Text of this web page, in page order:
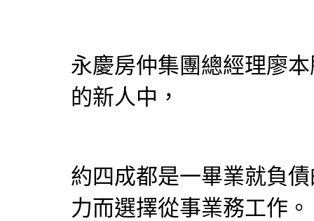
永慶房仲集團總經理廖
的新人中，
約四成都是一畢業就負
力而選擇從事業務工作。